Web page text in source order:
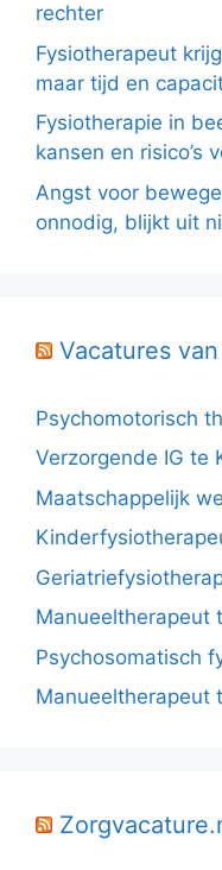
rechter
Fysiotherapeut
maar tijd en
Fysiotherapie in
kansen en risico’s
Angst voor
onnodig, blijkt uit
Vacatures
Psychomotorisch
Verzorgende IG te
Maatschappelijk
Manueeltherapeut
Psychosomatisch
Manueeltherapeut